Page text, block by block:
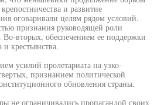
и развитие
оговаривали целям рядом условий.
признания руководящей роли
вторых, обеспечением ее поддержки
крестьянства.
усилий пролетариата на узко-
признанием политической
обновления страны.
не ограничивались пропагандой своих